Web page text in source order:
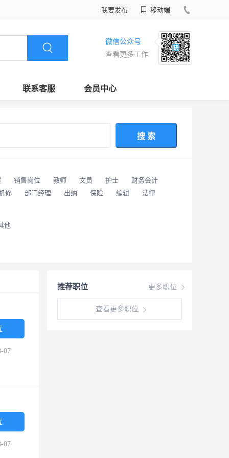
我要发布 移动端
微信公众号
查看更多工作
联系客服 会员中心
搜 索
销售岗位 教师 文员 护士
财务会计
修 部门经理 出纳 保险 编辑
法律
他
更多职位
推荐职位
查看更多职位
07
07